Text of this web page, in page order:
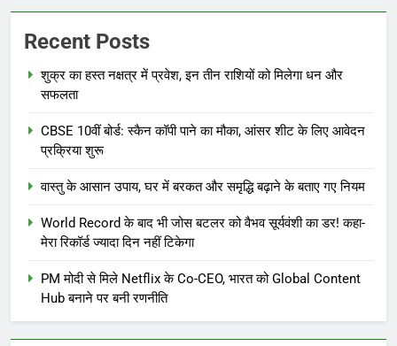
Recent Posts
शुक्र का हस्त नक्षत्र में प्रवेश, इन तीन राशियों को मिलेगा धन और
सफलता
CBSE 10वीं बोर्ड: स्कैन कॉपी पाने का मौका, आंसर शीट के लिए आवेदन
प्रक्रिया शुरू
वास्तु के आसान उपाय, घर में बरकत और समृद्धि बढ़ाने के बताए गए नियम
World Record के बाद भी जोस बटलर को वैभव सूर्यवंशी का डर! कहा-
मेरा रिकॉर्ड ज्यादा दिन नहीं टिकेगा
PM मोदी से मिले Netflix के Co-CEO, भारत को Global Content
Hub बनाने पर बनी रणनीति